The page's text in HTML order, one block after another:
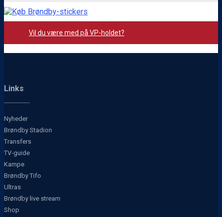
Vil du være med på VP-holdet?
Links
Nyheder
Brøndby Stadion
Transfers
TV-guide
Kampe
Brøndby Tifo
Ultras
Brøndby live stream
Shop